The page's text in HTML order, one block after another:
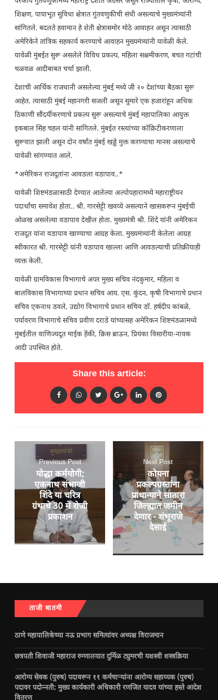
शिक्षण, पायाभूत सुविधा क्षेत्रात गुंतवणुकीची संधी असल्याचे मुख्यमंत्र्यांनी
सांगितले. बदलते हवामान हे शेती क्षेत्रासमोर मोठे आवाहन असून त्यासाठी
अमेरिकेने तांत्रिक सहकार्य करण्याचे आवाहन मुख्यमंत्र्यांनी यावेळी केले.
यावेळी मुंबईत सुरू असलेले विविध प्रकल्प, महिला सक्षमीकरण, बचत गटांची
चळवळ आदीबाबत चर्चा झाली.
देशाची आर्थिक राजधानी असलेल्या मुंबई मध्ये जी २० देशांच्या बैठका सुरू
आहेत. त्यासाठी मुंबई महानगरी सजली असून सुमारे एक हजारांहून अधिक
ठिकाणी सौंदर्यीकरणाचे प्रकल्प सुरू असल्याचे मुंबई महापालिका आयुक्त
इकबाल सिंह चहल यांनी सांगितले. मुंबईत रस्त्यांच्या कॉक्रिटीकरणाला
सुरूवात झाली असून दोन वर्षांत मुंबई खड्डे मुक्त करण्याचा मानस असल्याचे
यावेळी सांगण्यात आले.
*अमेरिकन राजदूतांना आवडला वडापाव..*
यावेळी शिष्टमंडळासाठी देण्यात आलेल्या अल्पोपहारामध्ये महाराष्ट्रीयन
पदार्थांचा समावेश होता.. श्री. गारसेट्टी खवय्ये असल्याने खासकरून मुंबईची
ओळख असलेल्या वडापाव देखील होता. मुख्यमंत्री श्री. शिंदे यांनी अमेरिकन
राजदूत यांना वडापाव खाण्याचा आग्रह केला. मुख्यमंत्र्यांनी केलेला आग्रह
स्वीकारत श्री. गारसेट्टी यांनी वडापाव खाल्ला आणि आवडल्याची प्रतिक्रीयाही
व्यक्त केली.
यावेळी ग्रामविकास विभागाचे अपर मुख्य सचिव नंदकुमार, महिला व
बालविकास विभागाच्या प्रधान सचिव आय. एस. कुंदन, कृषी विभागाचे प्रधान
सचिव एकनाथ डवले, उद्योग विभागाचे प्रधान सचिव डॉ. हर्षदीप कांबळे,
पर्यावरण विभागाचे सचिव प्रवीण दराडे यांच्यासह अमेरिकन शिष्टमंडळामध्ये
मुंबईतील वाणिज्यदूत माईक हॅंकी, क्रिस ब्राऊन, प्रियंका विसारीया-नायक
आदी उपस्थित होते.
Share this article:
Previous Post
योद्धा कर्मयोगी;
एकनाथ संभाजी
शिंदे या चरित्र
ग्रंथाचे 30 मे रोजी
प्रकाशन
Next Post
कोयना
प्रकल्पग्रस्तांना
प्राधान्याने सातारा
जिल्ह्यात जमीन
देणार - शंभूराजे
देसाई
ताजी बातमी
ठाणे महापालिकेच्या नऊ प्रभाग समित्यांवर अध्यक्ष विराजमान
छत्रपती शिवाजी महाराज रुग्णालयात दुर्मिळ ट्युमरची यशस्वी शस्त्रक्रिया
आरोग्य सेवक (पुरुष) पदावरून ११ कर्मचाऱ्यांना आरोग्य सहाय्यक (पुरुष)
पदावर पदोन्नती; मुख्य कार्यकारी अधिकारी रणजित यादव यांच्या हस्ते आदेश